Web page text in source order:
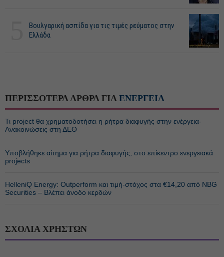
Βουλγαρική ασπίδα για τις τιμές ρεύματος στην
Ελλάδα
ΠΕΡΙΣΣΟΤΕΡΑ ΑΡΘΡΑ ΓΙΑ ΕΝΕΡΓΕΙΑ
Τι project θα χρηματοδοτήσει η ρήτρα διαφυγής στην ενέργεια-
Ανακοινώσεις στη ΔΕΘ
Υποβλήθηκε αίτημα για ρήτρα διαφυγής, στο επίκεντρο ενεργειακά
projects
HelleniQ Energy: Outperform και τιμή-στόχος στα €14,20 από NBG
Securities – Βλέπει άνοδο κερδών
ΣΧΟΛΙΑ ΧΡΗΣΤΩΝ